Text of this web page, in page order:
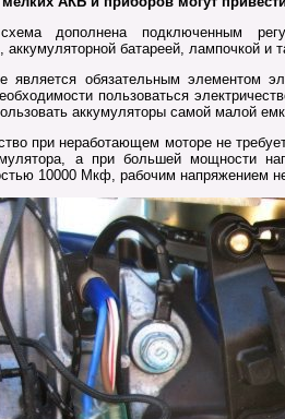
дополнена подключенным
аккумуляторной батареей, лампочкой и
является обязательным элементом
пользоваться
аккумуляторы самой малой
при неработающем моторе не
а при большей мощности
10000 Мкф, рабочим напряжением